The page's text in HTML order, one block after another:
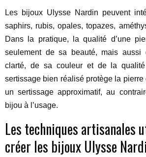
Les bijoux Ulysse Nardin peuvent
saphirs, rubis, opales, topazes,
Dans la pratique, la qualité d’une
seulement de sa beauté, mais
clarté, de sa couleur et de la
sertissage bien réalisé protège la pierre
un sertissage approximatif, au
bijou à l’usage.
Les techniques artisanales
créer les bijoux Ulysse